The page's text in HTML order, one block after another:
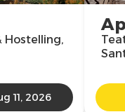
Hostelling,
11, 2026